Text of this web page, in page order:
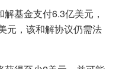
基金支付6.3亿美元，
元，该和解协议仍需法